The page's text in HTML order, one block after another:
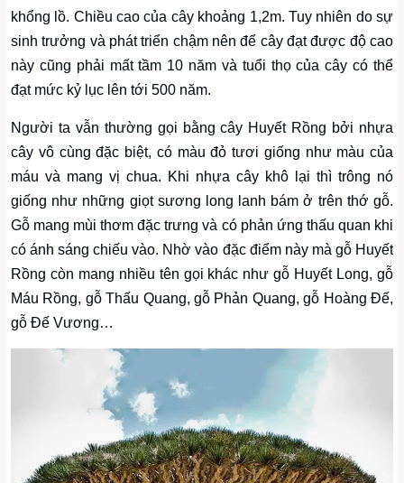
khổng lồ. Chiều cao của cây khoảng 1,2m. Tuy nhiên do sự
sinh trưởng và phát triển chậm nên để cây đạt được độ cao
này cũng phải mất tầm 10 năm và tuổi thọ của cây có thể
đạt mức kỷ lục lên tới 500 năm.
Người ta vẫn thường gọi bằng cây Huyết Rồng bởi nhựa
cây vô cùng đặc biệt, có màu đỏ tươi giống như màu của
máu và mang vị chua. Khi nhựa cây khô lại thì trông nó
giống như những giọt sương long lanh bám ở trên thớ gỗ.
Gỗ mang mùi thơm đặc trưng và có phản ứng thấu quan khi
có ánh sáng chiếu vào. Nhờ vào đặc điểm này mà gỗ Huyết
Rồng còn mang nhiều tên gọi khác như gỗ Huyết Long, gỗ
Máu Rồng, gỗ Thấu Quang, gỗ Phản Quang, gỗ Hoàng Đế,
gỗ Đế Vương…